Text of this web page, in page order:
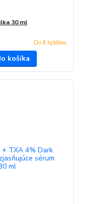
30 ml
Do 4 týždňov
košíka